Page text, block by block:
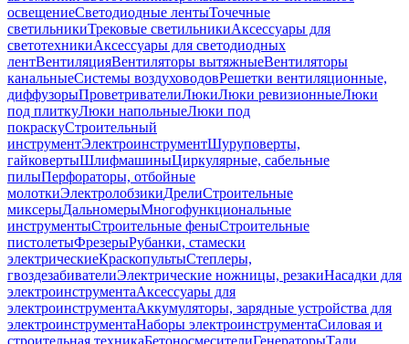
освещениеСветодиодные лентыТочечные
светильникиТрековые светильникиАксессуары для
светотехникиАксессуары для светодиодных
лентВентиляцияВентиляторы вытяжныеВентиляторы
канальныеСистемы воздуховодовРешетки вентиляционные,
диффузорыПроветривателиЛюкиЛюки ревизионныеЛюки
под плиткуЛюки напольныеЛюки под
покраскуСтроительный
инструментЭлектроинструментШуруповерты,
гайковертыШлифмашиныЦиркулярные, сабельные
пилыПерфораторы, отбойные
молоткиЭлектролобзикиДрелиСтроительные
миксерыДальномерыМногофункциональные
инструментыСтроительные феныСтроительные
пистолетыФрезерыРубанки, стамески
электрическиеКраскопультыСтеплеры,
гвоздезабивателиЭлектрические ножницы, резакиНасадки для
электроинструментаАксессуары для
электроинструментаАккумуляторы, зарядные устройства для
электроинструментаНаборы электроинструментаСиловая и
строительная техникаБетоносмесителиГенераторыТали,